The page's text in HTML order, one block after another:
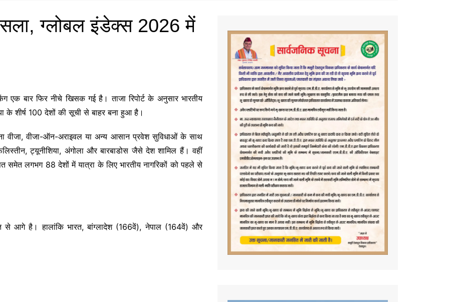
ग्लोबल इंडेक्स 2026 में
एक बार फिर नीचे खिसक गई है। ताजा रिपोर्ट के अनुसार भारतीय
के शीर्ष 100 देशों की सूची से बाहर बना हुआ है।
वीजा, वीजा-ऑन-अराइवल या अन्य आसान प्रवेश सुविधाओं के साथ
ट्यूनीशिया, अंगोला और बारबाडोस जैसे देश शामिल हैं। वहीं
समेत लगभग 88 देशों में यात्रा के लिए भारतीय नागरिकों को पहले से
से आगे है। हालांकि भारत, बांग्लादेश (166वें), नेपाल (164वें) और